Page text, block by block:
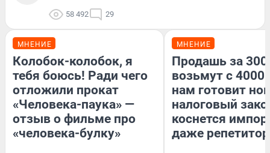
58 492 29
МНЕНИЕ
Колобок-колобок, я
тебя боюсь! Ради чего
отложили прокат
«Человека-паука» —
отзыв о фильме про
«человека-булку»
МНЕНИЕ
Продашь за
возьмут с
нам готовит
налоговый
коснется
даже